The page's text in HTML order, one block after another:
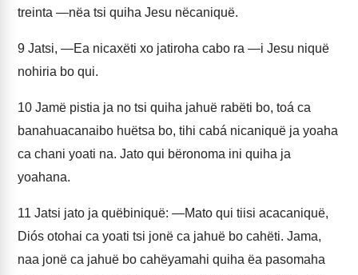
treinta —nëa tsi quiha Jesu nëcaniquë.
9 Jatsi, —Ea nicaxëti xo jatiroha cabo ra —i Jesu niquë
nohiria bo qui.
10 Jamë pistia ja no tsi quiha jahuë rabëti bo, toá ca
banahuacanaibo huëtsa bo, tihi cabá nicaniquë ja yoaha
ca chani yoati na. Jato qui bëronoma ini quiha ja
yoahana.
11 Jatsi jato ja quëbiniquë: —Mato qui tiisi acacaniquë,
Diós otohai ca yoati tsi jonë ca jahuë bo cahëti. Jama,
naa jonë ca jahuë bo cahëyamahi quiha ëa pasomaha